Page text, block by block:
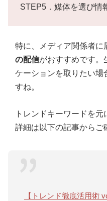
STEP5．媒体を選び情
特に、メディア関係者に
の配信がおすすめです。
ケーションを取りたい
すね。
トレンドキーワードを
詳細は以下の記事からご
【トレンド徹底活用術